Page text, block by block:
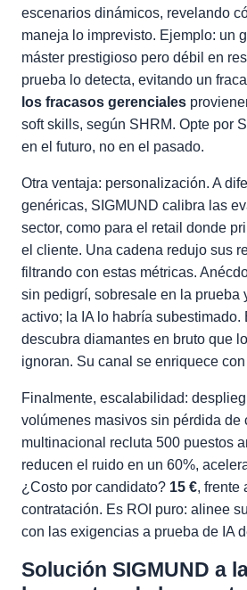
escenarios dinámicos, revelando
maneja lo imprevisto. Ejemplo: un
máster prestigioso pero débil en
prueba lo detecta, evitando un
los fracasos gerenciales
soft skills, según SHRM. Opte por
en el futuro, no en el pasado.
Otra ventaja: personalización. A
genéricas, SIGMUND calibra las
sector, como para el retail donde
el cliente. Una cadena redujo sus
filtrando con estas métricas.
sin pedigrí, sobresale en la prueba
activo; la IA lo habría subestimado.
descubra diamantes en bruto que
ignoran. Su canal se enriquece
Finalmente, escalabilidad:
volúmenes masivos sin pérdida de
multinacional recluta 500 puestos
reducen el ruido en un 60%,
¿Costo por candidato? 15 €, frente
contratación. Es ROI puro: alinee
con las exigencias a prueba de IA
Solución SIGMUND a